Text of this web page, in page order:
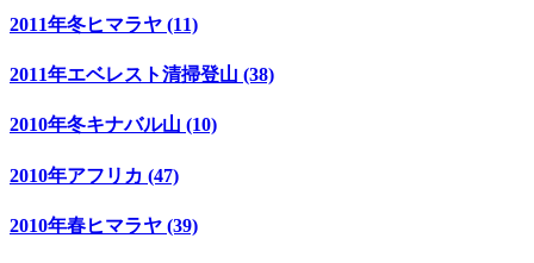
2011年冬ヒマラヤ (11)
2011年エベレスト清掃登山 (38)
2010年冬キナバル山 (10)
2010年アフリカ (47)
2010年春ヒマラヤ (39)